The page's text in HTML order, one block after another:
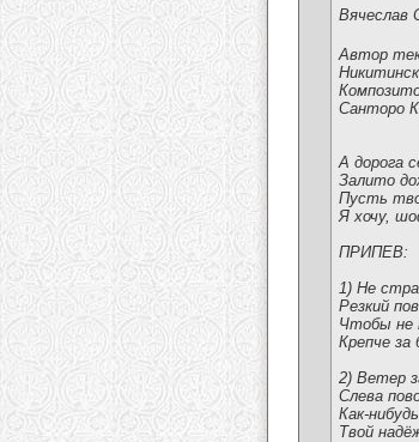
Вячеслав
Автор
Санторо К.
А дорога
Залито
Пусть
Я хочу,
ПРИПЕВ:
1) Не
Резкий
Чтобы не
Крепче за
2) Ветер
Слева
Как-
Твой